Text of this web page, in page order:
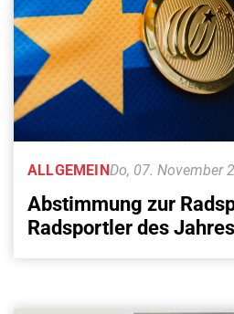
Do, 07. November
ALLGEMEIN
Abstimmung zur
Radsportler des